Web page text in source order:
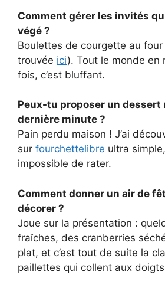
Comment gérer les invités
végé ?
Boulettes de courgette au
trouvée ici). Tout le monde en
fois, c’est bluffant.
Peux-tu proposer un dessert
dernière minute ?
Pain perdu maison ! J’ai
sur fourchettelibre ultra
impossible de rater.
Comment donner un air de
décorer ?
Joue sur la présentation :
fraîches, des cranberries
plat, et c’est tout de suite la
paillettes qui collent aux